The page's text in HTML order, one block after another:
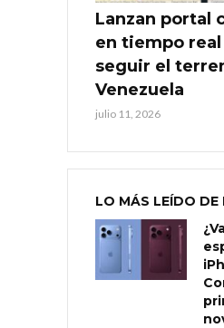
Lanzan portal
en tiempo real
seguir el
Venezuela
julio 11, 2026
LO MÁS LEÍDO DE